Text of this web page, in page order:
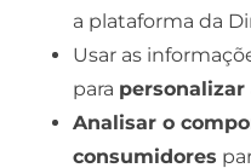
a plataforma da
Usar as
para personalizar
Analisar o
consumidores